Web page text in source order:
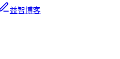
益智博客